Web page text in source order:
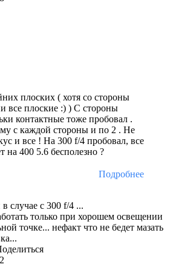
плоских ( хотя со стороны
все плоские :) ) С стороны
контактные тоже пробовал .
с каждой стороны и по 2 . Не
и все ! На 300 f/4 пробовал, все
на 400 5.6 бесполезно ?
Подробнее
случае с 300 f/4 ...
только при хорошем освещении
точке... нефакт что не бедет мазать